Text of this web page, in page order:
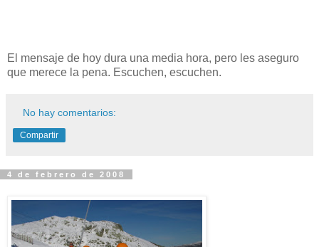
El mensaje de hoy dura una media hora, pero les aseguro
que merece la pena. Escuchen, escuchen.
No hay comentarios:
Compartir
4 de febrero de 2008